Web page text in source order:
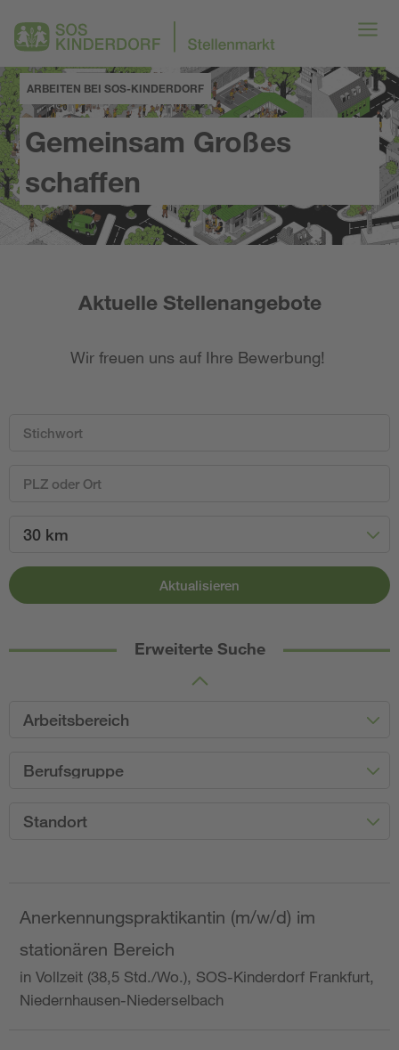
ARBEITEN BEI SOS-KINDERDORF
Gemeinsam Großes
schaffen
Aktuelle Stellenangebote
Wir freuen uns auf Ihre Bewerbung!
30 km
Aktualisieren
Erweiterte Suche
Arbeitsbereich
Berufsgruppe
Standort
Anerkennungspraktikantin (m/w/d) im
stationären Bereich
in Vollzeit (38,5 Std./Wo.), SOS-Kinderdorf Frankfurt,
Niedernhausen-Niederselbach